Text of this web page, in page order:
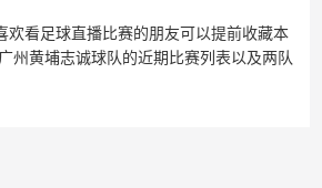
看足球直播比赛的朋友可以提前收藏本
州黄埔志诚球队的近期比赛列表以及两队